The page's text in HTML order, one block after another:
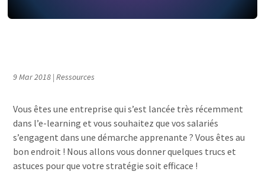
9 Mar 2018 |Ressources
Vous êtes une entreprise qui s’est lancée très récemment
dans l’e-learning et vous souhaitez que vos salariés
s’engagent dans une démarche apprenante ? Vous êtes au
bon endroit ! Nous allons vous donner quelques trucs et
astuces pour que votre stratégie soit efficace !